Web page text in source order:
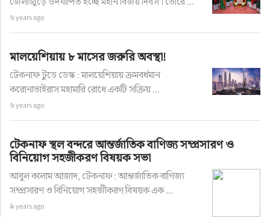
৬ years ago
মালয়েশিয়ায় ৮ মাসের জরুরি অবস্থা!
টেকনাফ টুডে ডেস্ক : মালয়েশিয়ায় ক্রমবর্ধমান
করোনাভাইরাস মহামারি রোধে একটি সক্রিয় ...
৬ years ago
টেকনাফ স্থল বন্দরে আন্তর্জাতিক বাণিজ্য সম্প্রসারণ ও
বিনিয়োগ সহজীকরণ বিষয়ক সভা
আবুল কালাম আজাদ, টেকনাফ : আন্তর্জাতিক বাণিজ্য
সম্প্রসারণ ও বিনিয়োগ সহজীকরণ বিষয়ক এক ...
৯ years ago